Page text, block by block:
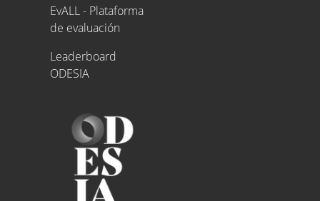
EvALL - Plataforma
de evaluación
Leaderboard
ODESIA